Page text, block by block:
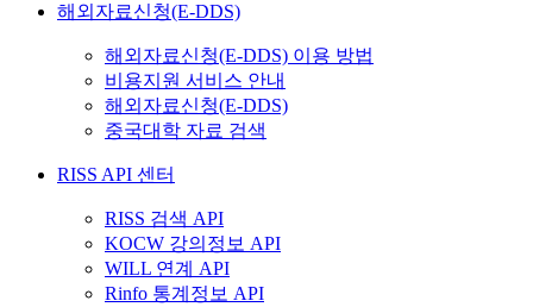
해외자료신청(E-DDS)
해외자료신청(E-DDS) 이용 방법
비용지원 서비스 안내
해외자료신청(E-DDS)
중국대학 자료 검색
RISS API 센터
RISS 검색 API
KOCW 강의정보 API
WILL 연계 API
Rinfo 통계정보 API